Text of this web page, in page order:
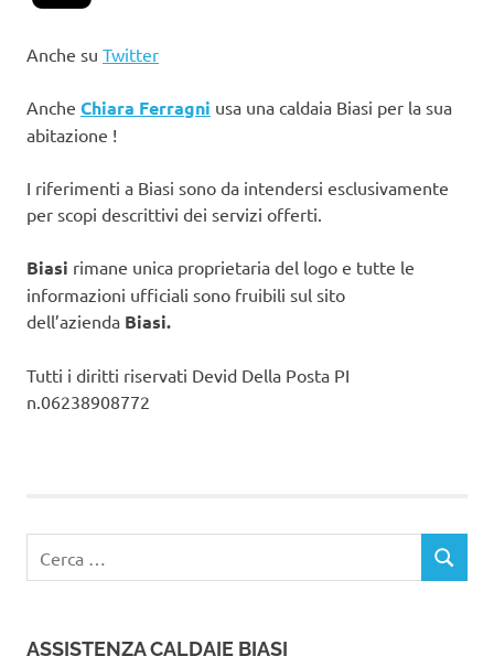
Anche su Twitter
Anche Chiara Ferragni usa una caldaia Biasi per la sua
abitazione !
I riferimenti a Biasi sono da intendersi esclusivamente
per scopi descrittivi dei servizi offerti.
Biasi rimane unica proprietaria del logo e tutte le
informazioni ufficiali sono fruibili sul sito
dell’azienda Biasi.
Tutti i diritti riservati Devid Della Posta PI
n.06238908772
per:
CERCA
ASSISTENZA CALDAIE BIASI